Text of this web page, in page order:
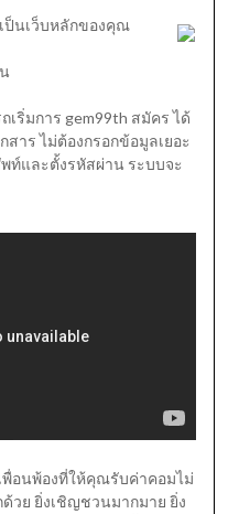
ป็นเว็บหลักของคุณ
ริ่มการ gem99th สมัคร ได้
าร ไม่ต้องกรอกข้อมูลเยอะ
ท์และตั้งรหัสผ่าน ระบบจะ
อนพ้องที่ให้คุณรับค่าคอมไม่
วย ยิ่งเชิญชวนมากมาย ยิ่ง